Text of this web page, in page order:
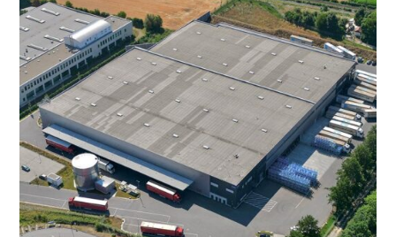
s
t
e
n
l
o
s
e
N
e
w
s
l
e
t
t
e
r